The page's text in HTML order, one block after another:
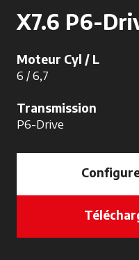
X7.6 P6-
Moteur Cyl / L
6 / 6,7
Transmission
P6-Drive